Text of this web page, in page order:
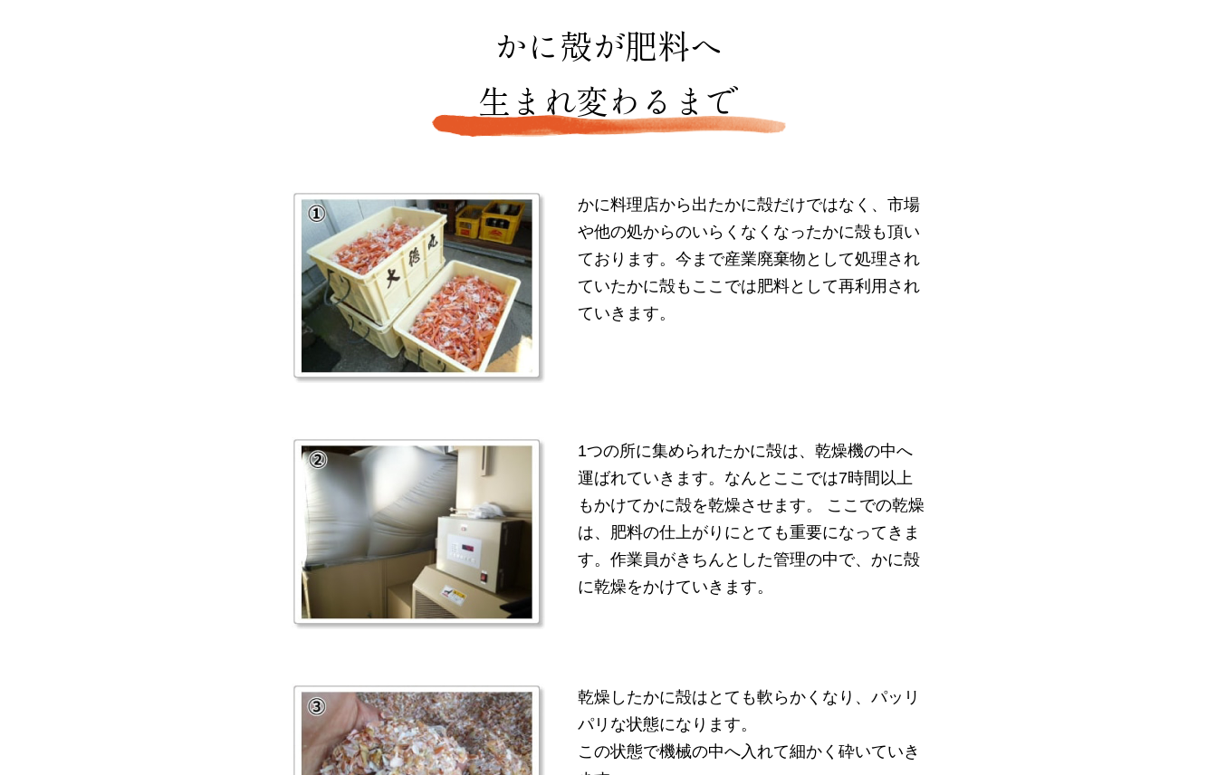
かに殻が肥料へ
生まれ変わるまで
かに料理店から出たかに殻だけではなく、市場
や他の処からのいらくなくなったかに殻も頂い
ております。今まで産業廃棄物として処理され
ていたかに殻もここでは肥料として再利用され
ていきます。
1つの所に集められたかに殻は、乾燥機の中へ
運ばれていきます。なんとここでは7時間以上
もかけてかに殻を乾燥させます。 ここでの乾燥
は、肥料の仕上がりにとても重要になってきま
す。作業員がきちんとした管理の中で、かに殻
に乾燥をかけていきます。
乾燥したかに殻はとても軟らかくなり、パッリ
パリな状態になります。
この状態で機械の中へ入れて細かく砕いていき